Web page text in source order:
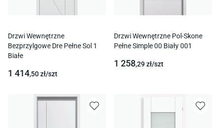
Drzwi Wewnętrzne
Bezprzylgowe Dre Pełne Sol 1
Białe
1 414,50zł/szt
Drzwi Wewnętrzne Pol-Skone
Pełne Simple 00 Biały 001
1 258,29zł/szt